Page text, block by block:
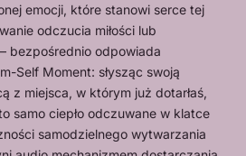
emocji, które stanowi serce tej
odczucia miłości lub
bezpośrednio odpowiada
Self Moment: słysząc swoją
z miejsca, w którym już dotarłaś,
samo ciepło odczuwane w klatce
samodzielnego wytwarzania